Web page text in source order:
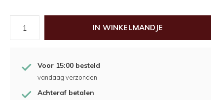
IN WINKELMANDJE
Voor 15:00 besteld
vandaag verzonden
Achteraf betalen